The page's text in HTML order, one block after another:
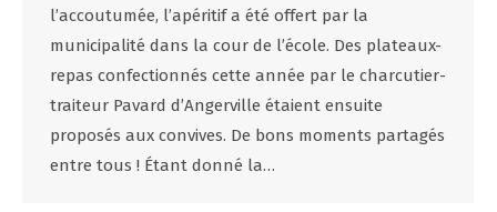
l’accoutumée, l’apéritif a été offert par la
municipalité dans la cour de l’école. Des plateaux-
repas confectionnés cette année par le charcutier-
traiteur Pavard d’Angerville étaient ensuite
proposés aux convives. De bons moments partagés
entre tous ! Étant donné la…